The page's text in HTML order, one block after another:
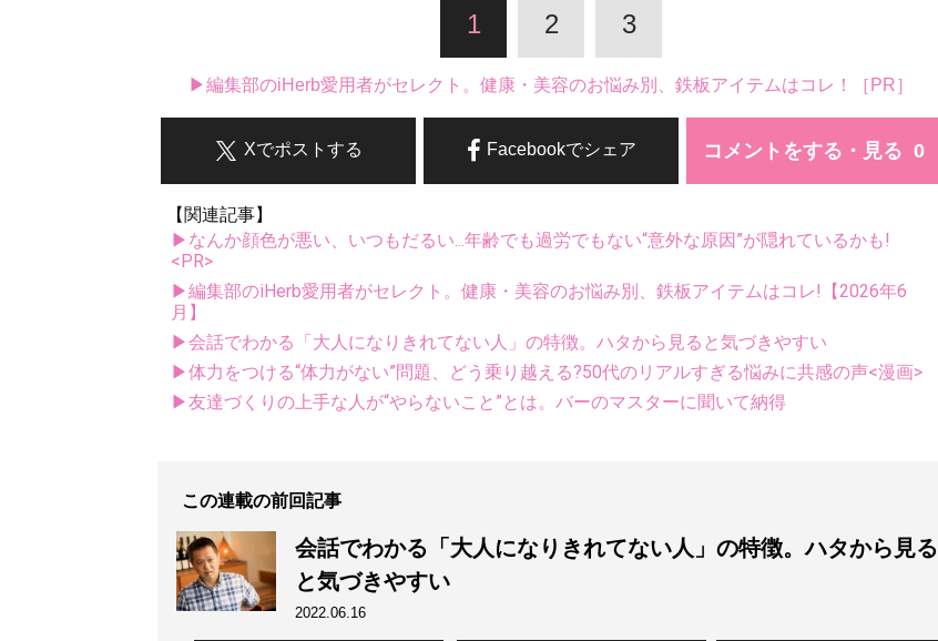
1 2 3
▶編集部のiHerb愛用者がセレクト。健康・美容のお悩み別、鉄板アイテムはコレ！［PR］
コメントをする・見る
Facebookでシェア
Xでポストする
【関連記事】
▶なんか顔色が悪い、いつもだるい...年齢でも過労でもない“意外な原因”が隠れているかも!
<PR>
▶編集部のiHerb愛用者がセレクト。健康・美容のお悩み別、鉄板アイテムはコレ!【2026年6
月】
▶会話でわかる「大人になりきれてない人」の特徴。ハタから見ると気づきやすい
▶体力をつける“体力がない”問題、どう乗り越える?50代のリアルすぎる悩みに共感の声<漫画>
▶友達づくりの上手な人が“やらないこと”とは。バーのマスターに聞いて納得
この連載の前回記事
会話でわかる「大人になりきれてない人」の特徴。ハタから見る
と気づきやすい
2022.06.16